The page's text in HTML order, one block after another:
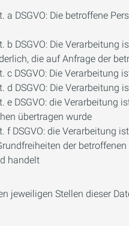
a DSGVO: Die betroffene
b DSGVO: Die
die auf Anfrage der
c DSGVO: Die
d DSGVO: Die
e DSGVO: die
übertragen wurde
f DSGVO: die Verarbeitung
der
handelt
jeweiligen Stellen dieser